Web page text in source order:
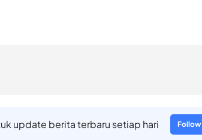
update berita terbaru setiap hari Follow